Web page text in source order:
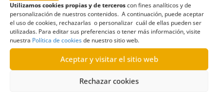
Utilizamos cookies propias y de terceroscon fines analíticos y de
personalización de nuestros contenidos. A continuación, puede aceptar
el uso de cookies, rechazarlas o personalizar cuál de ellas pueden ser
utilizadas. Para editar sus preferencias o tener más información, visite
nuestra Política de cookiesde nuestro sitio web.
Aceptar y visitar el sitio web
Rechazar cookies